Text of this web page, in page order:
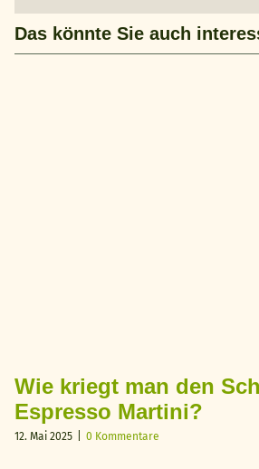
Das könnte Sie auch
Wie kriegt man den
Espresso Martini?
12. Mai 2025 0 Kommentare